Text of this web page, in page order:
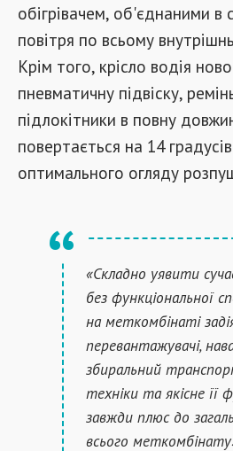
обігрівачем, об'єднаними в
повітря по всьому
Крім того, крісло водія
пневматичну підвіску,
підлокітники в повну
повертається на 14
оптимального огляду
«Складно уявити
без функціональної
на меткомбінаті
перевантажувачі,
збиральний
техніки та якісне її
завжди плюс до
всього